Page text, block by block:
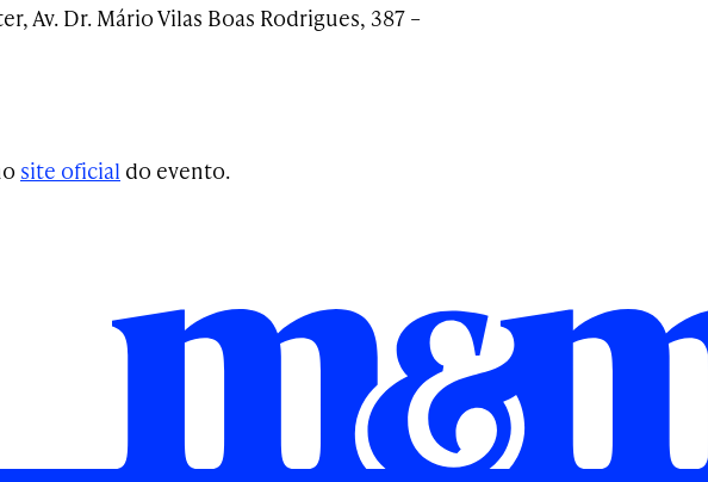
Av. Dr. Mário Vilas Boas Rodrigues, 387 –
site oficial do evento.